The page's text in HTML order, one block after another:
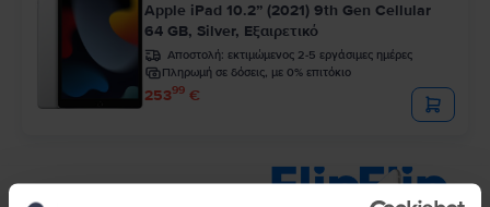
Apple iPad 10.2” (2021) 9th Gen Cellular
64 GB, Silver, Εξαιρετικό
Αποστολή: εκτιμώμενος 2-5 εργάσιμες ημέρες
Πληρωμή σε δόσεις, με 0% επιτόκιο
25399 €